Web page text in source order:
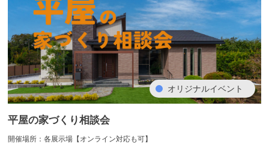
オリジナルイベント
平屋の家づくり相談会
開催場所：各展示場【オンライン対応も可】